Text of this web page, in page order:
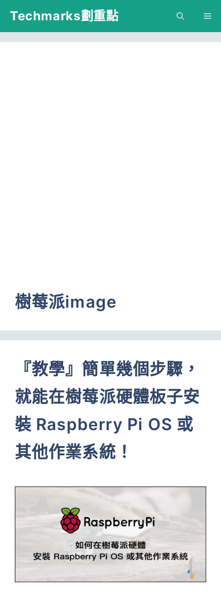
跳
主
Techmarks劃重點
樹莓派image
『教學』簡單幾個步驟，
就能在樹莓派硬體板子安
裝 Raspberry Pi OS 或
其他作業系統！